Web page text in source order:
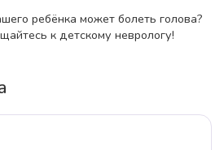
ребёнка может болеть голова?
к детскому неврологу!